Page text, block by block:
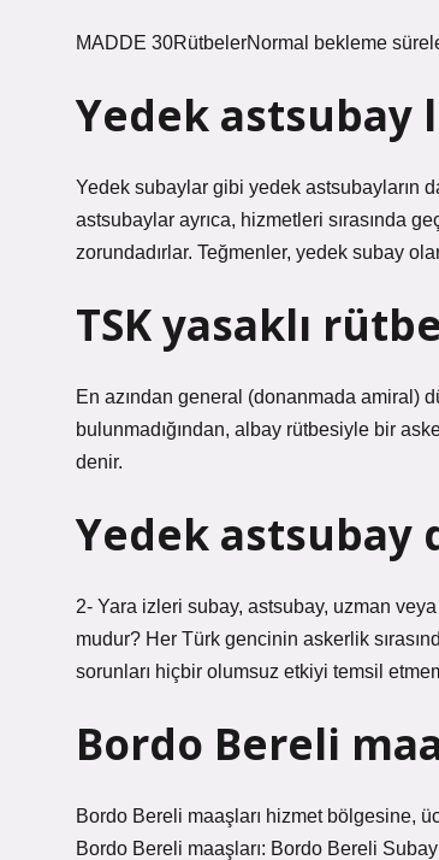
MADDE 30RütbelerNormal bekleme
Yedek astsubay
Yedek subaylar gibi yedek astsubayların
astsubaylar ayrıca, hizmetleri sırasında
zorundadırlar. Teğmenler, yedek subay
TSK yasaklı
En azından general (donanmada amiral)
bulunmadığından, albay rütbesiyle bir
denir.
Yedek astsubay
2- Yara izleri subay, astsubay, uzman
mudur? Her Türk gencinin askerlik
sorunları hiçbir olumsuz etkiyi temsil
Bordo Bereli
Bordo Bereli maaşları hizmet bölgesine,
Bordo Bereli maaşları: Bordo Bereli